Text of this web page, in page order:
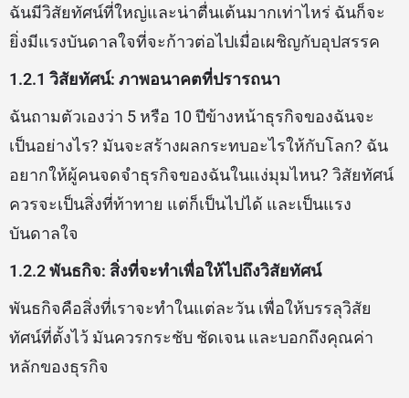
ฉันมีวิสัยทัศน์ที่ใหญ่และน่าตื่นเต้นมากเท่าไหร่ ฉันก็จะ
ยิ่งมีแรงบันดาลใจที่จะก้าวต่อไปเมื่อเผชิญกับอุปสรรค
1.2.1 วิสัยทัศน์: ภาพอนาคตที่ปรารถนา
ฉันถามตัวเองว่า 5 หรือ 10 ปีข้างหน้าธุรกิจของฉันจะ
เป็นอย่างไร? มันจะสร้างผลกระทบอะไรให้กับโลก? ฉัน
อยากให้ผู้คนจดจำธุรกิจของฉันในแง่มุมไหน? วิสัยทัศน์
ควรจะเป็นสิ่งที่ท้าทาย แต่ก็เป็นไปได้ และเป็นแรง
บันดาลใจ
1.2.2 พันธกิจ: สิ่งที่จะทำเพื่อให้ไปถึงวิสัยทัศน์
พันธกิจคือสิ่งที่เราจะทำในแต่ละวัน เพื่อให้บรรลุวิสัย
ทัศน์ที่ตั้งไว้ มันควรกระชับ ชัดเจน และบอกถึงคุณค่า
หลักของธุรกิจ